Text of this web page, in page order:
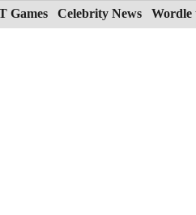
Games Celebrity News Wordle